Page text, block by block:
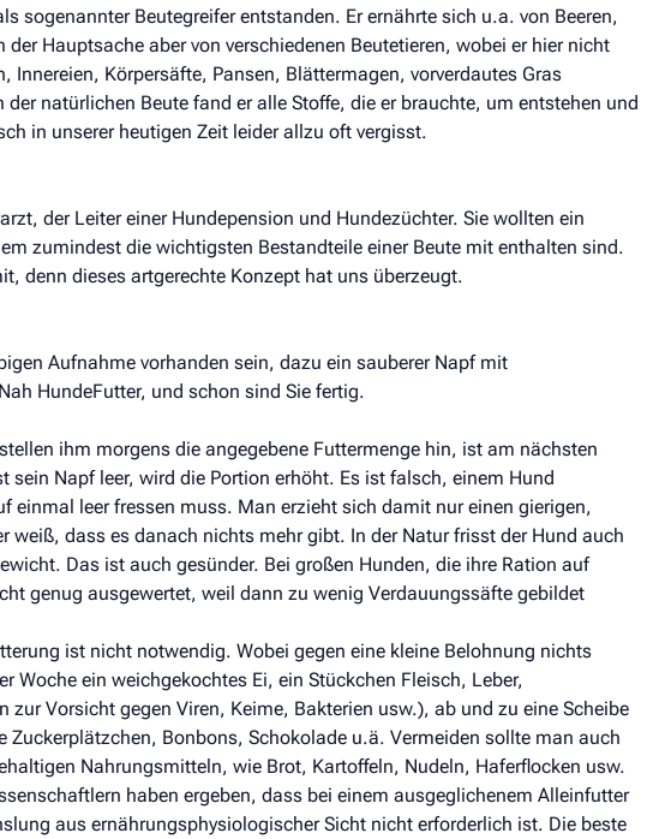
sogenannter Beutegreifer entstanden. Er ernährte sich u.a. von Beeren,
Hauptsache aber von verschiedenen Beutetieren, wobei er hier nicht
Innereien, Körpersäfte, Pansen, Blättermagen, vorverdautes Gras
natürlichen Beute fand er alle Stoffe, die er brauchte, um entstehen und
in unserer heutigen Zeit leider allzu oft vergisst.
der Leiter einer Hundepension und Hundezüchter. Sie wollten ein
zumindest die wichtigsten Bestandteile einer Beute mit enthalten sind.
denn dieses artgerechte Konzept hat uns überzeugt.
Aufnahme vorhanden sein, dazu ein sauberer Napf mit
HundeFutter, und schon sind Sie fertig.
ihm morgens die angegebene Futtermenge hin, ist am nächsten
Napf leer, wird die Portion erhöht. Es ist falsch, einem Hund
einmal leer fressen muss. Man erzieht sich damit nur einen gierigen,
weiß, dass es danach nichts mehr gibt. In der Natur frisst der Hund auch
Das ist auch gesünder. Bei großen Hunden, die ihre Ration auf
genug ausgewertet, weil dann zu wenig Verdauungssäfte gebildet
ist nicht notwendig. Wobei gegen eine kleine Belohnung nichts
Woche ein weichgekochtes Ei, ein Stückchen Fleisch, Leber,
zur Vorsicht gegen Viren, Keime, Bakterien usw.), ab und zu eine Scheibe
Zuckerplätzchen, Bonbons, Schokolade u.ä. Vermeiden sollte man auch
Nahrungsmitteln, wie Brot, Kartoffeln, Nudeln, Haferflocken usw.
haben ergeben, dass bei einem ausgeglichenem Alleinfutter
aus ernährungsphysiologischer Sicht nicht erforderlich ist. Die beste